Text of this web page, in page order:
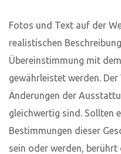
Fotos und Text auf der
realistischen
Übereinstimmung mit
gewährleistet werden.
Änderungen der
gleichwertig sind. Sollten
Bestimmungen dieser
sein oder werden,